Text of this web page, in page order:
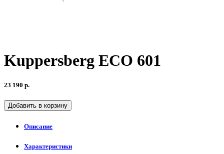
Kuppersberg ECO 601
23 190 р.
Добавить в корзину
Описание
Характеристики